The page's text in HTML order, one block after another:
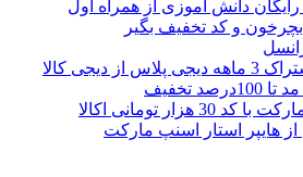
دانش آموزی از همراه اول
و کد تخفیف بگیر
تخفیف
هزار تومانی اکالا
هایپر استار اسنپ مارکت